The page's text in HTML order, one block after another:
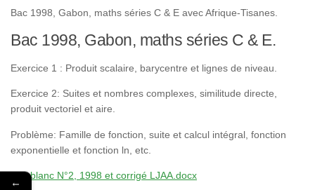
Bac 1998, Gabon, maths séries C & E avec Afrique-Tisanes.
Bac 1998, Gabon, maths séries C & E.
Exercice 1 : Produit scalaire, barycentre et lignes de niveau.
Exercice 2: Suites et nombres complexes, similitude directe,
produit vectoriel et aire.
Problème: Famille de fonction, suite et calcul intégral, fonction
exponentielle et fonction ln, etc.
Bac blanc N°2, 1998 et corrigé LJAA.docx
←